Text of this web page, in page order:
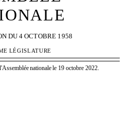
DU 4 OCTOBRE 1958
LÉGISLATURE
l'Assembléenationalele 19 octobre 2022.